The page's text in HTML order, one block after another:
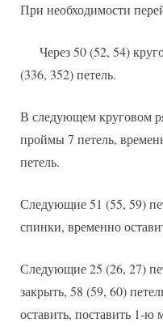
При необходимости
Через 50 (52, 54)
(336, 352) петель.
В следующем круговом
проймы 7 петель,
петель.
Следующие 51 (55, 59)
спинки, временно
Следующие 25 (26, 27)
закрыть, 58 (59, 60)
оставить, поставить 1-ю